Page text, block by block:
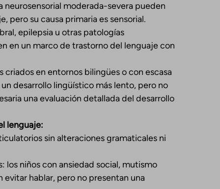
neurosensorial moderada-severa pueden
pero su causa primaria es sensorial.
epilepsia u otras patologías
en un marco de trastorno del lenguaje con
criados en entornos bilingües o con escasa
desarrollo lingüístico más lento, pero no
una evaluación detallada del desarrollo
lenguaje:
sin alteraciones gramaticales ni
los niños con ansiedad social, mutismo
hablar, pero no presentan una